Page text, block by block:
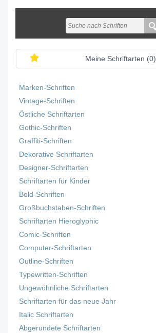
Meine Schriftarten (0)
Marken-Schriften
Vintage-Schriften
Östliche Schriftarten
Gothic-Schriften
Graffiti-Schriften
Dekorative Schriftarten
Designer-Schriftarten
Schriftarten für Kinder
Bold-Schriften
Großbuchstaben-Schriften
Schriftarten Hieroglyphic
Comic-Schriften
Computer-Schriftarten
Outline-Schriften
Typewritten-Schriften
Ungewöhnliche Schriftarten
Schriftarten für das neue Jahr
Italic Schriftarten
Abgerundete Schriftarten